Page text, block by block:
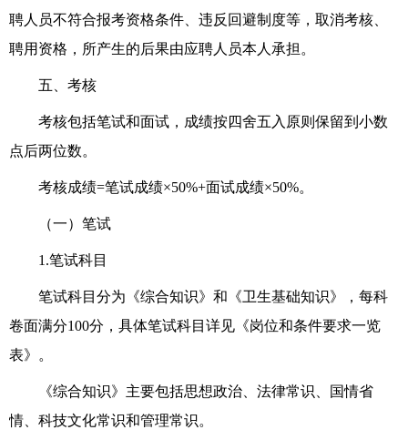
聘人员不符合报考资格条件、违反回避制度等， 取消考核
聘用资格， 所产生的后果由应聘人员本人承担 。
五、考核
考核包括笔试和面试 ，成绩按四舍五入原则保留到小数
点后两位数。
考核成绩=笔试成绩×50%+面试成绩×50%。
（一）笔试
1 .笔试科目
笔试科目 分为《综合知识》和《卫生基础知识》 ， 每科
卷面满分100分，具体笔试科目详见 《岗位和条件要求一览
表》
。
《综合知识》主要包括思想政治、法律常识、国情省
情、科技文化常识和管理常识。